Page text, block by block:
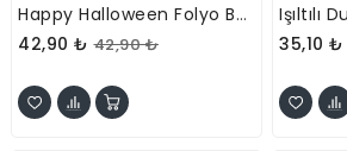
Happy Halloween Folyo Balon 18 Inç
42,90 ₺ 42,90 ₺
35,10 ₺